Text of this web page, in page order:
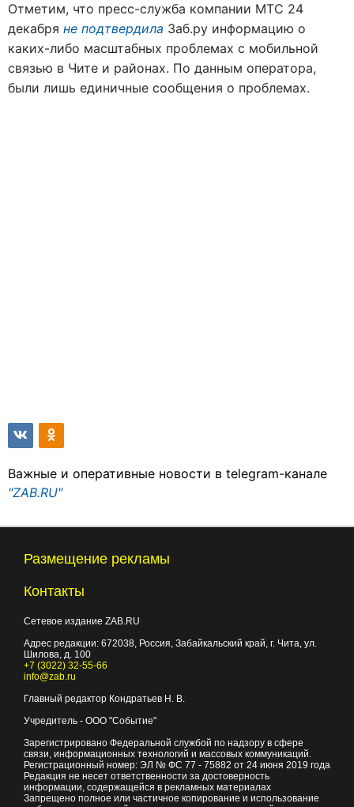
Отметим, что пресс-служба компании МТС 24
декабря не подтвердила Заб.ру информацию о
каких-либо масштабных проблемах с мобильной
связью в Чите и районах. По данным оператора,
были лишь единичные сообщения о проблемах.
Важные и оперативные новости в telegram-канале
"ZAB.RU"
Размещение рекламы
Контакты
Сетевое издание ZAB.RU
Адрес редакции: 672038, Россия, Забайкальский край, г. Чита, ул.
Шилова, д. 100
+7 (3022) 32-55-66
info@zab.ru
Главный редактор Кондратьев Н. В.
Учредитель - ООО "Событие"
Зарегистрировано Федеральной службой по надзору в сфере
связи, информационных технологий и массовых коммуникаций.
Регистрационный номер: ЭЛ № ФС 77 - 75882 от 24 июня 2019 года
Редакция не несет ответственности за достоверность
информации, содержащейся в рекламных материалах
Запрещено полное или частичное копирование и использование